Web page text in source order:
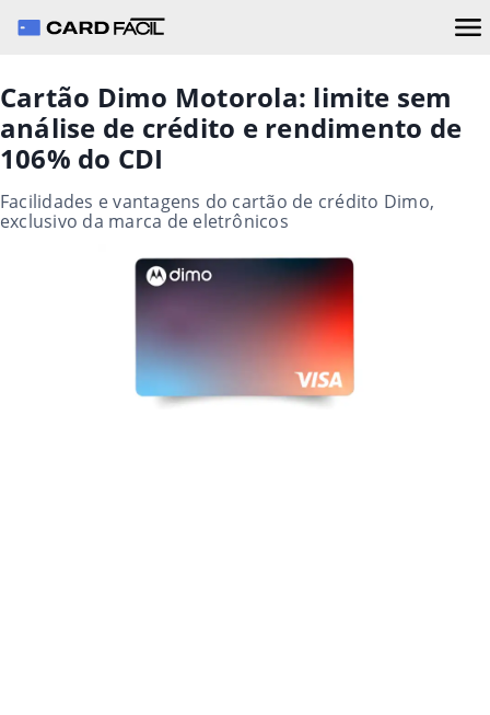
Cartão Dimo Motorola: limite sem
análise de crédito e rendimento de
106% do CDI
Facilidades e vantagens do cartão de crédito Dimo,
exclusivo da marca de eletrônicos